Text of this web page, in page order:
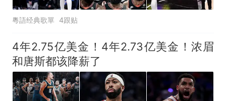
粵語经典歌單 4跟贴
4年2.75亿美金！4年2.73亿美金！浓眉
和唐斯都该降薪了